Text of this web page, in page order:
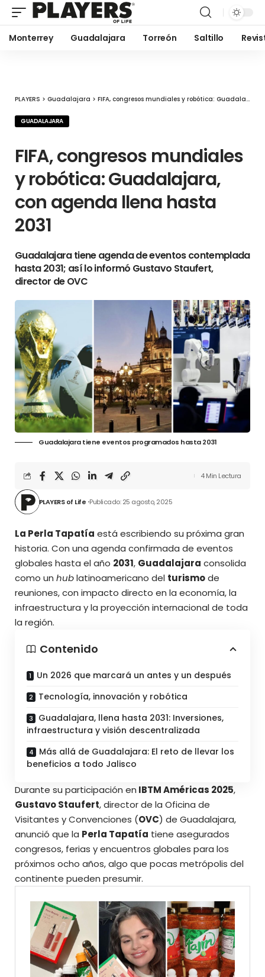
Monterrey Guadalajara Torreón Saltillo
PLAYERS > Guadalajara > FIFA, congresos mundiales y robótica: Guadalajara, con agenda llena hasta 2031
GUADALAJARA
FIFA, congresos mundiales
y robótica: Guadalajara,
con agenda llena hasta
2031
Guadalajara tiene agenda de eventos contemplada
hasta 2031; así lo informó Gustavo Staufert,
director de OVC
Guadalajara tiene eventos programados hasta 2031
PLAYERS of Life Publicado: 25 agosto, 2025
4 Min Lectura
La Perla Tapatía está escribiendo su próxima gran
historia. Con una agenda confirmada de eventos
globales hasta el año 2031, Guadalajara consolida
como un hublatinoamericano del turismode
reuniones, con impacto directo en la economía, la
infraestructura y la proyección internacional de toda
la región.
Contenido
Un 2026 que marcará un antes y un después
Tecnología, innovación y robótica
Guadalajara, llena hasta 2031: Inversiones,
infraestructura y visión descentralizada
Más allá de Guadalajara: El reto de llevar los
beneficios a todo Jalisco
Durante su participación en IBTM Américas 2025,
Gustavo Staufert, director de la Oficina de
Visitantes y Convenciones (OVC) de Guadalajara,
anunció que la Perla Tapatía tiene asegurados
congresos, ferias y encuentros globales para los
próximos ocho años, algo que pocas metrópolis del
continente pueden presumir.